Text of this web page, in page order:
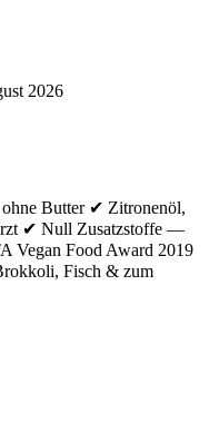
2026
Butter ✔ Zitronenöl,
✔ Null Zusatzstoffe —
Vegan Food Award 2019
Fisch & zum